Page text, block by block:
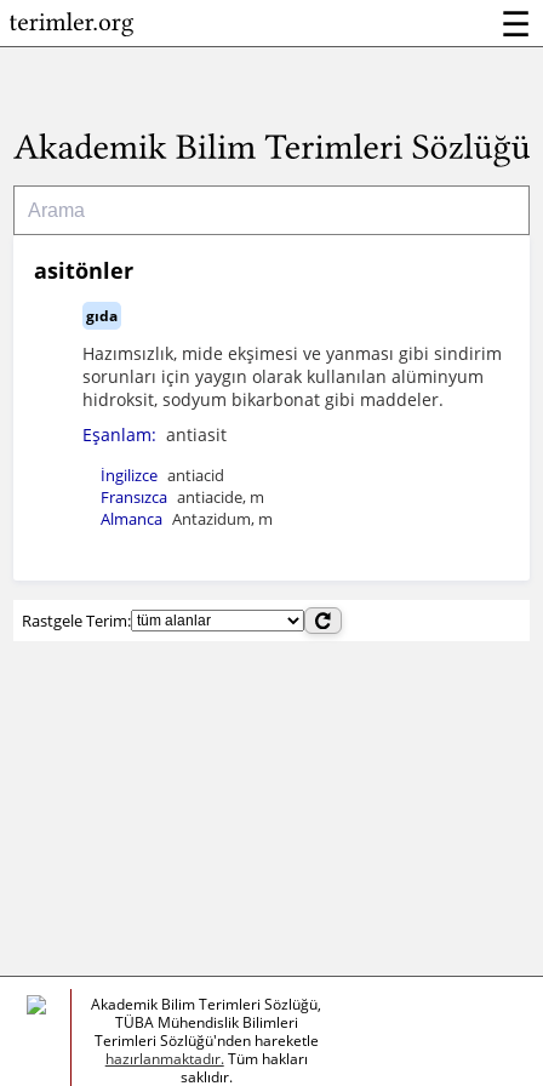
☰
asitönler
gıda
Hazımsızlık, mide ekşimesi ve yanması gibi sindirim
sorunları için yaygın olarak kullanılan alüminyum
hidroksit, sodyum bikarbonat gibi maddeler.
Eşanlam: antiasit
İngilizce antiacid
Fransızca antiacide, m
Almanca Antazidum, m
Rastgele Terim:
Akademik Bilim Terimleri Sözlüğü,
TÜBA Mühendislik Bilimleri
Terimleri Sözlüğü'nden hareketle
hazırlanmaktadır.Tüm hakları
saklıdır.